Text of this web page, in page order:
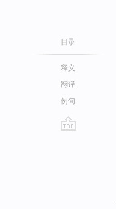
目录
释义
翻译
例句